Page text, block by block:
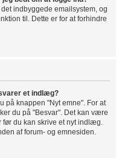
indbyggede emailsystem, og
til. Dette er for at forhindre
et indlæg?
på knappen "Nyt emne". For at
du på "Besvar". Det kan være
før du kan skrive et nyt indlæg.
af forum- og emnesiden.